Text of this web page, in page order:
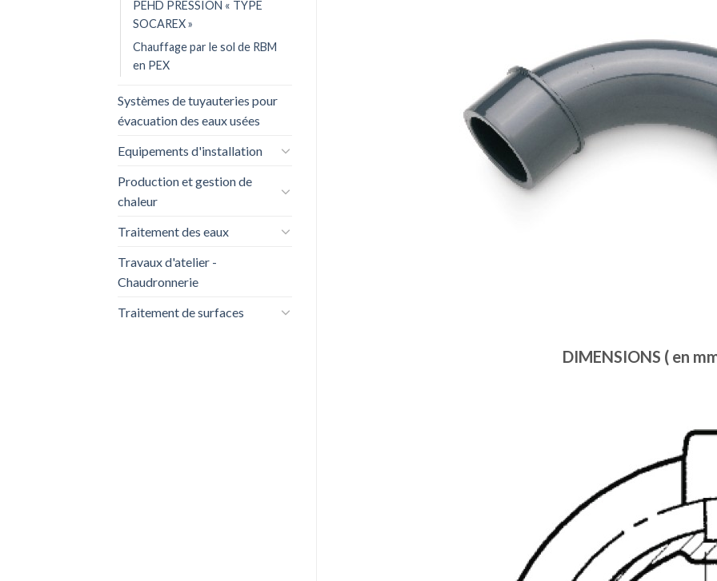
PEHD PRESSION « TYPE
SOCAREX »
Chauffage par le sol de RBM
en PEX
Systèmes de tuyauteries pour
évacuation des eaux usées
Equipements d'installation
Production et gestion de
chaleur
Traitement des eaux
Travaux d'atelier -
Chaudronnerie
Traitement de surfaces
DIMENSIONS ( en